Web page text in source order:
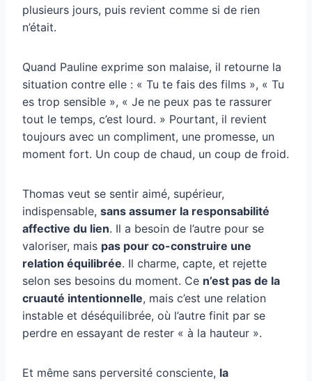
plusieurs jours, puis revient comme si de rien
n’était.
Quand Pauline exprime son malaise, il retourne la
situation contre elle : « Tu te fais des films », « Tu
es trop sensible », « Je ne peux pas te rassurer
tout le temps, c’est lourd. » Pourtant, il revient
toujours avec un compliment, une promesse, un
moment fort. Un coup de chaud, un coup de froid.
Thomas veut se sentir aimé, supérieur,
indispensable, sans assumer la responsabilité
affective du lien. Il a besoin de l’autre pour se
valoriser, mais pas pour co-construire une
relation équilibrée. Il charme, capte, et rejette
selon ses besoins du moment. Ce n’est pas de la
cruauté intentionnelle, mais c’est une relation
instable et déséquilibrée, où l’autre finit par se
perdre en essayant de rester « à la hauteur ».
Et même sans perversité consciente, la